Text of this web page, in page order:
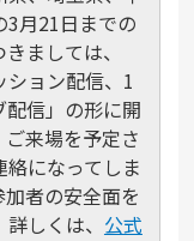
3月21日までの
ましては、
ション配信、1
信」の形に開
来場を予定さ
になってしま
者の安全面を
しくは、 公式